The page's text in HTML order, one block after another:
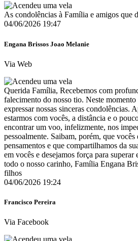
As condolências à Família e amigos que
04/06/2026 19:47
Engana Brissos Joao Melanie
Via Web
Querida Família, Recebemos com
falecimento do nosso tio. Neste
expressar nossas sinceras condolências.
estarmos com vocês, a distância e o
encontrar um voo, infelizmente, nos
pessoalmente. Saibam, porém, que vocês
pensamentos e que compartilhamos da
em vocês e desejamos força para
todo o nosso carinho, Família Engana
filhos
04/06/2026 19:24
Francisco Pereira
Via Facebook